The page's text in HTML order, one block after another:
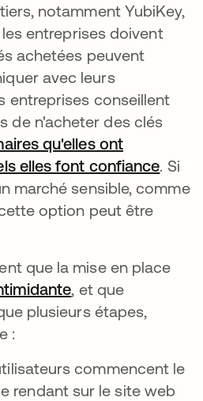
notamment YubiKey,
entreprises doivent
achetées peuvent
avec leurs
entreprises conseillent
de n'acheter des clés
qu'elles ont
elles font confiance. Si
marché sensible, comme
option peut être
que la mise en place
s’ouvre dans un
, et que
plusieurs étapes,
:
commencent le
rendant sur le site web